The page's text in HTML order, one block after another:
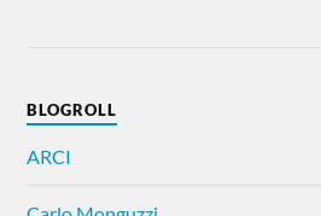
BLOGROLL
ARCI